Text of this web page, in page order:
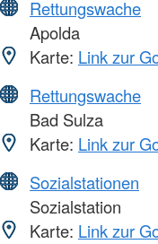
Rettungswache
Apolda
Karte: Link zur
Rettungswache
Bad Sulza
Karte: Link zur
Sozialstationen
Sozialstation
Karte: Link zur